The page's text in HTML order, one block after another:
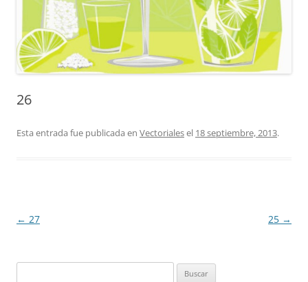
26
Esta entrada fue publicada en Vectorialesel 18 septiembre, 2013.
Navegación
← 27 25 →